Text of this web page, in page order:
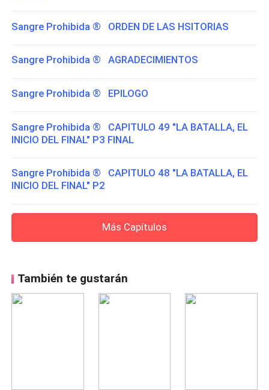
Sangre Prohibida ® ORDEN DE LAS HSITORIAS
Sangre Prohibida ® AGRADECIMIENTOS
Sangre Prohibida ® EPILOGO
Sangre Prohibida ® CAPITULO 49 "LA BATALLA, EL
INICIO DEL FINAL" P3 FINAL
Sangre Prohibida ® CAPITULO 48 "LA BATALLA, EL
INICIO DEL FINAL" P2
Más Capítulos
También te gustarán